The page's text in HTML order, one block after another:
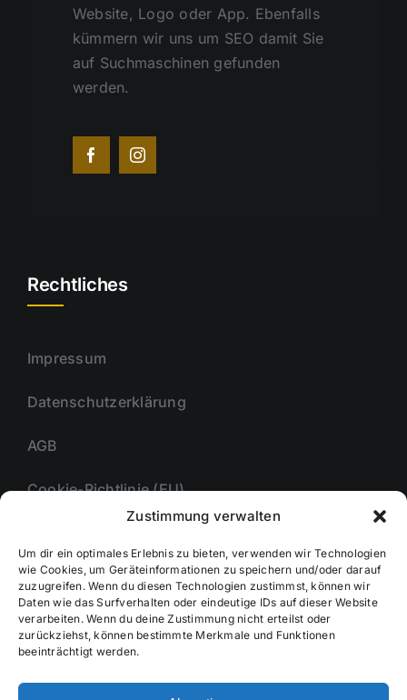
Zustimmung verwalten
Um dir ein optimales Erlebnis zu bieten, verwenden wir Technologien
wie Cookies, um Geräteinformationen zu speichern und/oder darauf
zuzugreifen. Wenn du diesen Technologien zustimmst, können wir
Daten wie das Surfverhalten oder eindeutige IDs auf dieser Website
verarbeiten. Wenn du deine Zustimmung nicht erteilst oder
zurückziehst, können bestimmte Merkmale und Funktionen
beeinträchtigt werden.
Website, Logo oder App. Ebenfalls
kümmern wir uns um SEO damit Sie
auf Suchmaschinen gefunden
werden.
Rechtliches
Impressum
Datenschutzerklärung
AGB
Cookie-Richtlinie (EU)
Unternehmmen
Kontakt